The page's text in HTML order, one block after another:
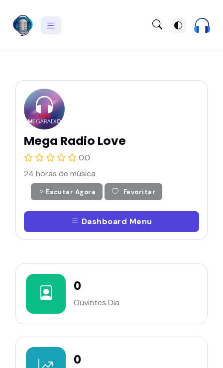
Mega Radio Love
0.0
24 horas de música
Escutar Agora Favoritar
Dashboard Menu
0
Ouvintes Dia
0